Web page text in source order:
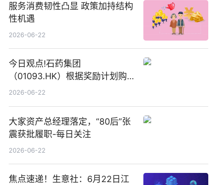
服务消费韧性凸显 政策加持结构
性机遇
2026-06-22
今日观点!石药集团
（01093.HK）根据奖励计划购
回580万股
2026-06-22
大家资产总经理落定，“80后”张
震获批履职-每日关注
2026-06-22
焦点速递！生意社：6月22日江